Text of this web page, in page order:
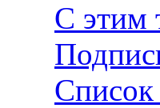
С этим
Список